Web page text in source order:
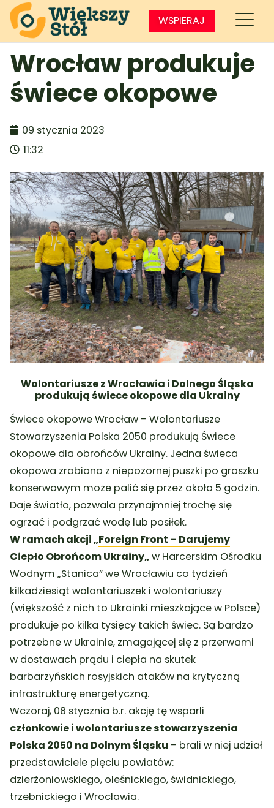
WSPIERAJ
Wrocław produkuje
świece okopowe
09 stycznia 2023
11:32
Wolontariusze z Wrocławia i Dolnego Śląska
produkują świece okopowe dla Ukrainy
Świece okopowe Wrocław – Wolontariusze
Stowarzyszenia Polska 2050 produkują Świece
okopowe dla obrońców Ukrainy. Jedna świeca
okopowa zrobiona z niepozornej puszki po groszku
konserwowym może palić się przez około 5 godzin.
Daje światło, pozwala przynajmniej trochę się
ogrzać i podgrzać wodę lub posiłek.
W ramach akcji „Foreign Front – Darujemy
Ciepło Obrońcom Ukrainy„w Harcerskim Ośrodku
Wodnym „Stanica” we Wrocławiu co tydzień
kilkadziesiąt wolontariuszek i wolontariuszy
(większość z nich to Ukrainki mieszkające w Polsce)
produkuje po kilka tysięcy takich świec. Są bardzo
potrzebne w Ukrainie, zmagającej się z przerwami
w dostawach prądu i ciepła na skutek
barbarzyńskich rosyjskich ataków na krytyczną
infrastrukturę energetyczną.
Wczoraj, 08 stycznia b.r. akcję tę wsparli
członkowie i wolontariusze stowarzyszenia
Polska 2050 na Dolnym Śląsku – brali w niej udział
przedstawiciele pięciu powiatów:
dzierżoniowskiego, oleśnickiego, świdnickiego,
trzebnickiego i Wrocławia.